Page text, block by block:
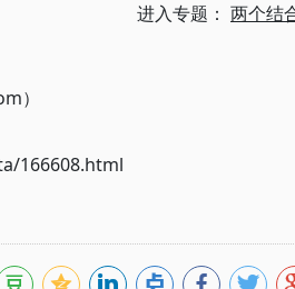
进入专题： 两个结
）
166608.html